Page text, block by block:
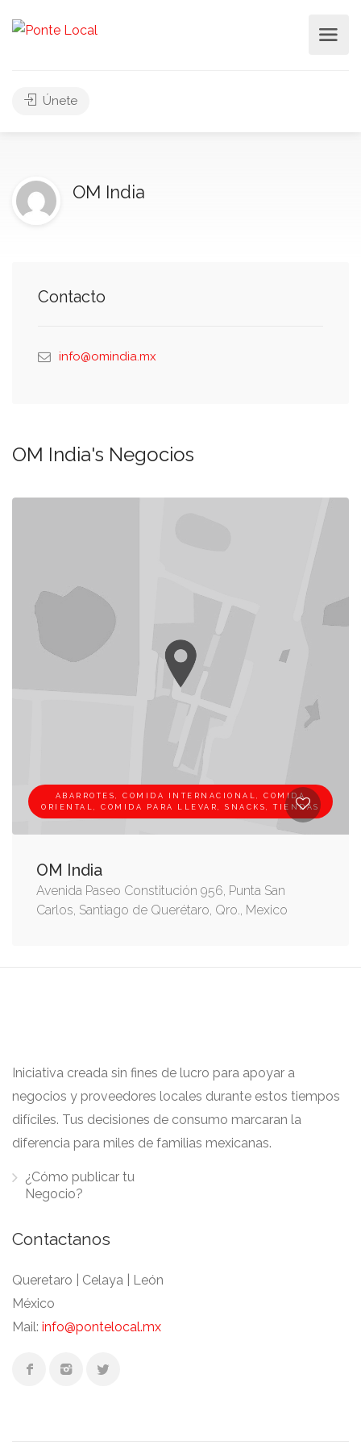
Únete
OM India
Contacto
info@omindia.mx
OM India's Negocios
ABARROTES, COMIDA INTERNACIONAL, COMIDA
ORIENTAL, COMIDA PARA LLEVAR, SNACKS, TIENDAS
OM India
Avenida Paseo Constitución 956, Punta San
Carlos, Santiago de Querétaro, Qro., Mexico
Iniciativa creada sin fines de lucro para apoyar a
negocios y proveedores locales durante estos tiempos
difíciles. Tus decisiones de consumo marcaran la
diferencia para miles de familias mexicanas.
¿Cómo publicar tu
Negocio?
Contactanos
Queretaro | Celaya | León
México
Mail: info@pontelocal.mx